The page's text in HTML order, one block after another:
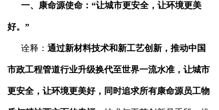
一、康命源使命：“让城市更安全，让环境更美
好。”
诠释： 通过新材料技术和新工艺创新，推动中国
市政工程管道行业升级换代至世界一流水准，让城市
更安全，让环境更美好，同时追求所有康命源员工物